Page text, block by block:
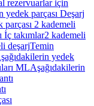
rezervuarlar için
yedek parçası Deşarj
parçası 2 kademeli
İç takımlar2 kademeli
deşarjTemin
yedek
MLAşağıdakilerin